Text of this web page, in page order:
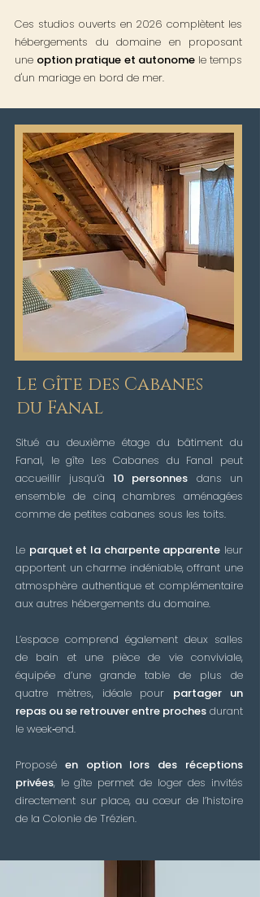
Ces studios ouverts en 2026 complètent les
hébergements du domaine en proposant
une option pratique et autonomele temps
d'un mariage en bord de mer.
Le gîte des Cabanes
du Fanal
Situé au deuxième étage du bâtiment du
Fanal, le gîte Les Cabanes du Fanal peut
accueillir jusqu’à 10 personnes dans un
ensemble de cinq chambres aménagées
comme de petites cabanes sous les toits.
Le parquet et la charpente apparente leur
apportent un charme indéniable, offrant une
atmosphère authentique et complémentaire
aux autres hébergements du domaine.
L’espace comprend également deux salles
de bain et une pièce de vie conviviale,
équipée d’une grande table de plus de
quatre mètres, idéale pour partager un
repas ou se retrouver entre proches durant
le week‑end.
Proposé en option lors des réceptions
privées, le gîte permet de loger des invités
directement sur place, au cœur de l’histoire
de la Colonie de Trézien.